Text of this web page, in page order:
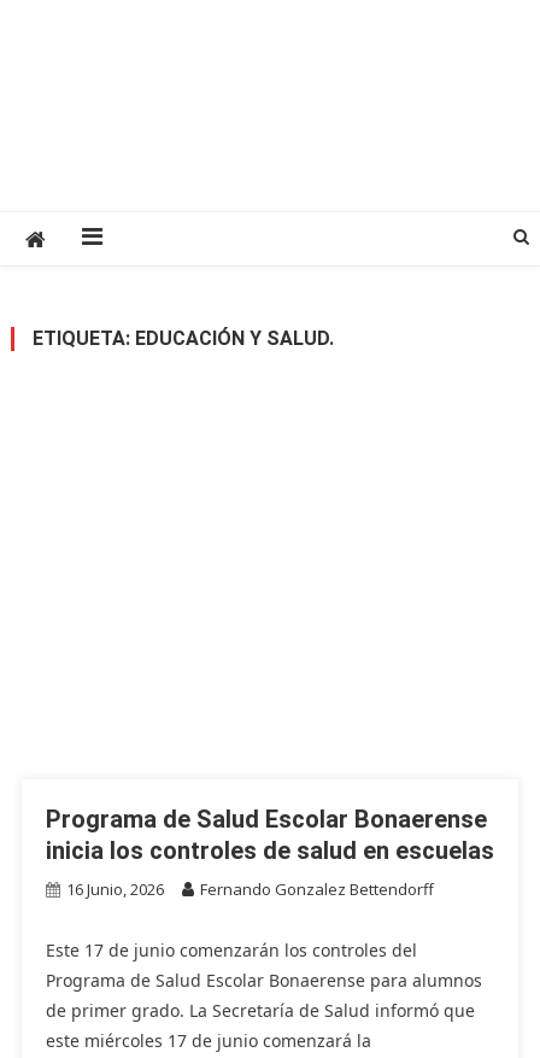
ETIQUETA: EDUCACIÓN Y SALUD.
Programa de Salud Escolar Bonaerense
inicia los controles de salud en escuelas
16 Junio, 2026 Fernando Gonzalez Bettendorff
Este 17 de junio comenzarán los controles del
Programa de Salud Escolar Bonaerense para alumnos
de primer grado. La Secretaría de Salud informó que
este miércoles 17 de junio comenzará la